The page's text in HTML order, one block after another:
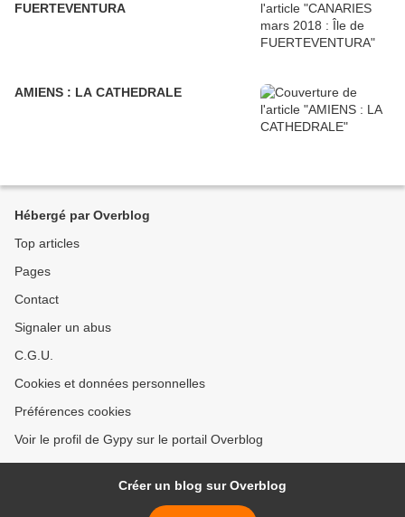
FUERTEVENTURA
AMIENS : LA CATHEDRALE
Hébergé par Overblog
Top articles
Pages
Contact
Signaler un abus
C.G.U.
Cookies et données personnelles
Préférences cookies
Voir le profil de Gypy sur le portail Overblog
Créer un blog sur Overblog